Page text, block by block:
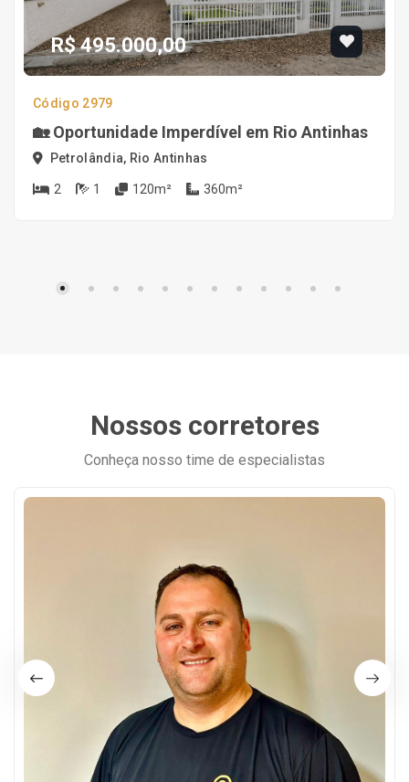
R$ 495.000,00
Código 2979
🏡 Oportunidade Imperdível em Rio Antinhas
Petrolândia, Rio Antinhas
2 1 120m² 360m²
Nossos corretores
Conheça nosso time de especialistas